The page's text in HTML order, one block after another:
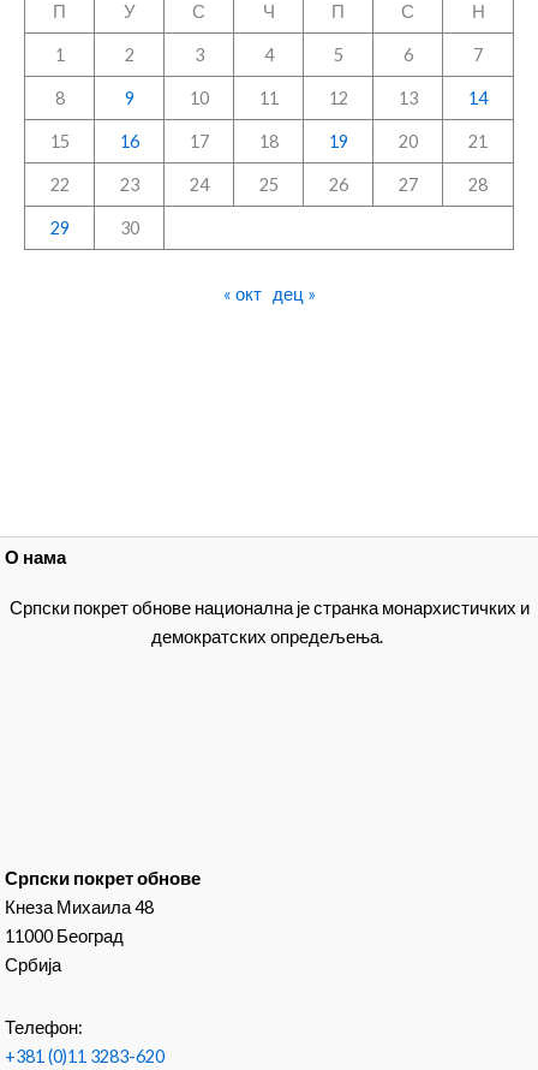
П
У С Ч П С Н
1 2 3 4 5 6 7
8 9 10 11 12 13 14
15 16 17 18 19 20 21
22 23 24 25 26 27 28
29 30
« окт дец »
О нама
Српски покрет обнове национална је странка монархистичких и
демократских опредељења.
Српски покрет обнове
Кнеза Михаила 48
11000 Београд
Србија
Телефон:
+381 (0)11 3283-620